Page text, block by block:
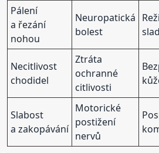
Pálení
a řezání
nohou
Neuropatická
bolest
Necitlivost
chodidel
Ztráta
ochranné
citlivosti
Slabost
a zakopávání
Motorické
postižení
nervů